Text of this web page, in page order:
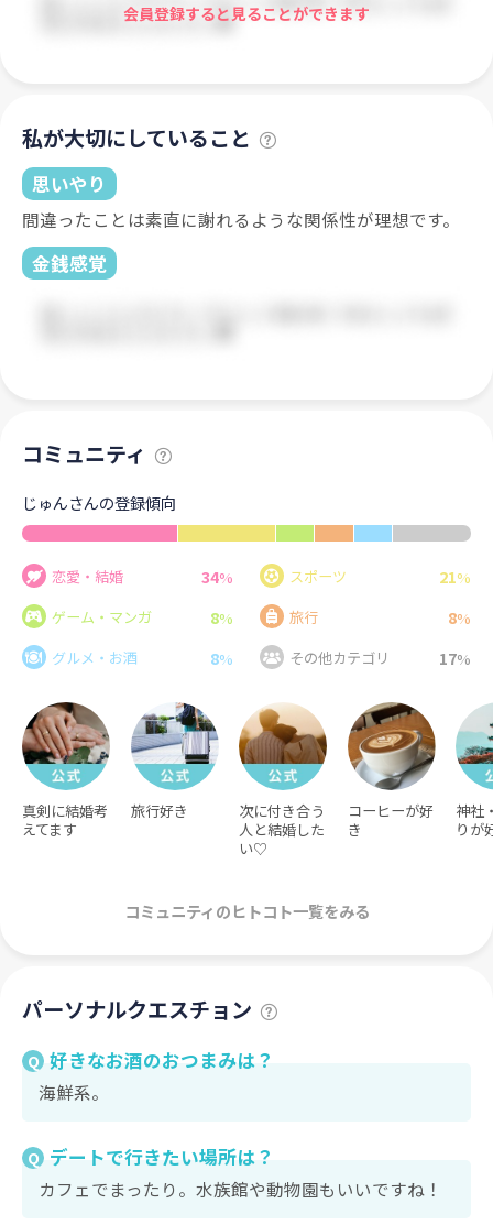
会員登録すると見ることができます
私が大切にしていること
思いやり
間違ったことは素直に謝れるような関係性が理想です。
金銭感覚
コミュニティ
じゅんさんの登録傾向
恋愛・結婚 34% スポーツ 21%
ゲーム・マンガ
8% 旅行 8%
グルメ・お酒
8% その他カテゴリ 17%
真剣に結婚考
えてます
旅行好き
次に付き合う
人と結婚した
い♡
コーヒーが好
き
神社
りが
コミュニティのヒトコト一覧をみる
パーソナルクエスチョン
Q 好きなお酒のおつまみは？
海鮮系。
Q デートで行きたい場所は？
カフェでまったり。水族館や動物園もいいですね！